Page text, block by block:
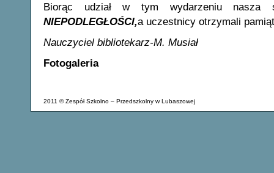
Biorąc udział w tym wydarzeniu nasza
NIEPODLEGŁOŚCI,a uczestnicy otrzymali
Nauczyciel bibliotekarz-M. Musiał
Fotogaleria
2011 © Zespół Szkolno – Przedszkolny w Lubaszowej